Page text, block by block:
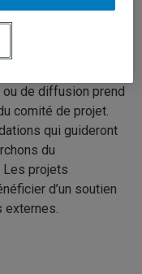
de diffusion prend
comité de projet.
qui guideront
du
Les projets
d’un soutien
externes.